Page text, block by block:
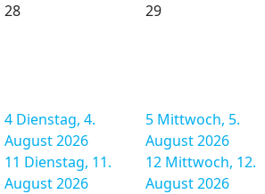
28 29
4 Dienstag, 4.
August 2026
5 Mittwoch, 5.
August 2026
11 Dienstag, 11.
August 2026
12 Mittwoch, 12.
August 2026